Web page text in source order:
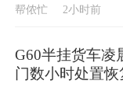
帮侬忙 2小时前
G60半挂货车凌
门数小时处置恢